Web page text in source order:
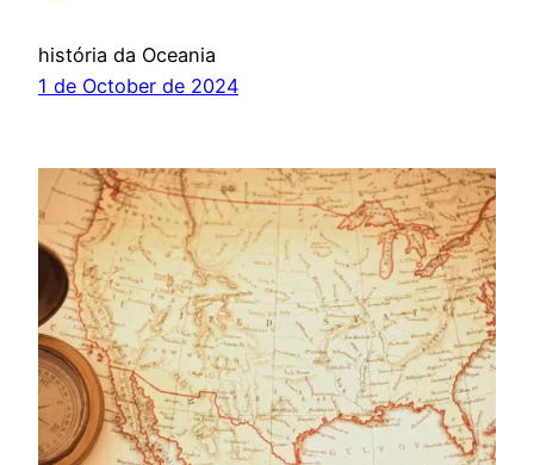
história da Oceania
1 de October de 2024